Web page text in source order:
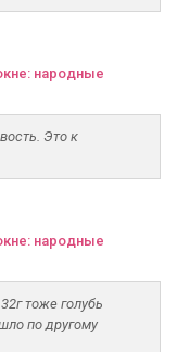
народные
Это к
народные
тоже голубь
по другому